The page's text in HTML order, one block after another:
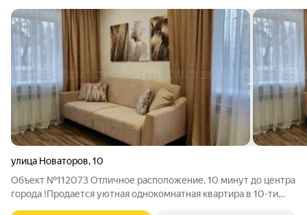
улица Новаторов,10
Объект №112073 Отличное расположение, 10 минут до центра
города !Продается уютная однокомнатная квартира в 10-ти